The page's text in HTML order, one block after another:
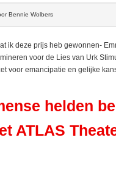
Bennie Wolbers
ik deze prijs heb gewonnen-
voor de Lies van Urk
voor emancipatie en gelijke
helden
ATLAS